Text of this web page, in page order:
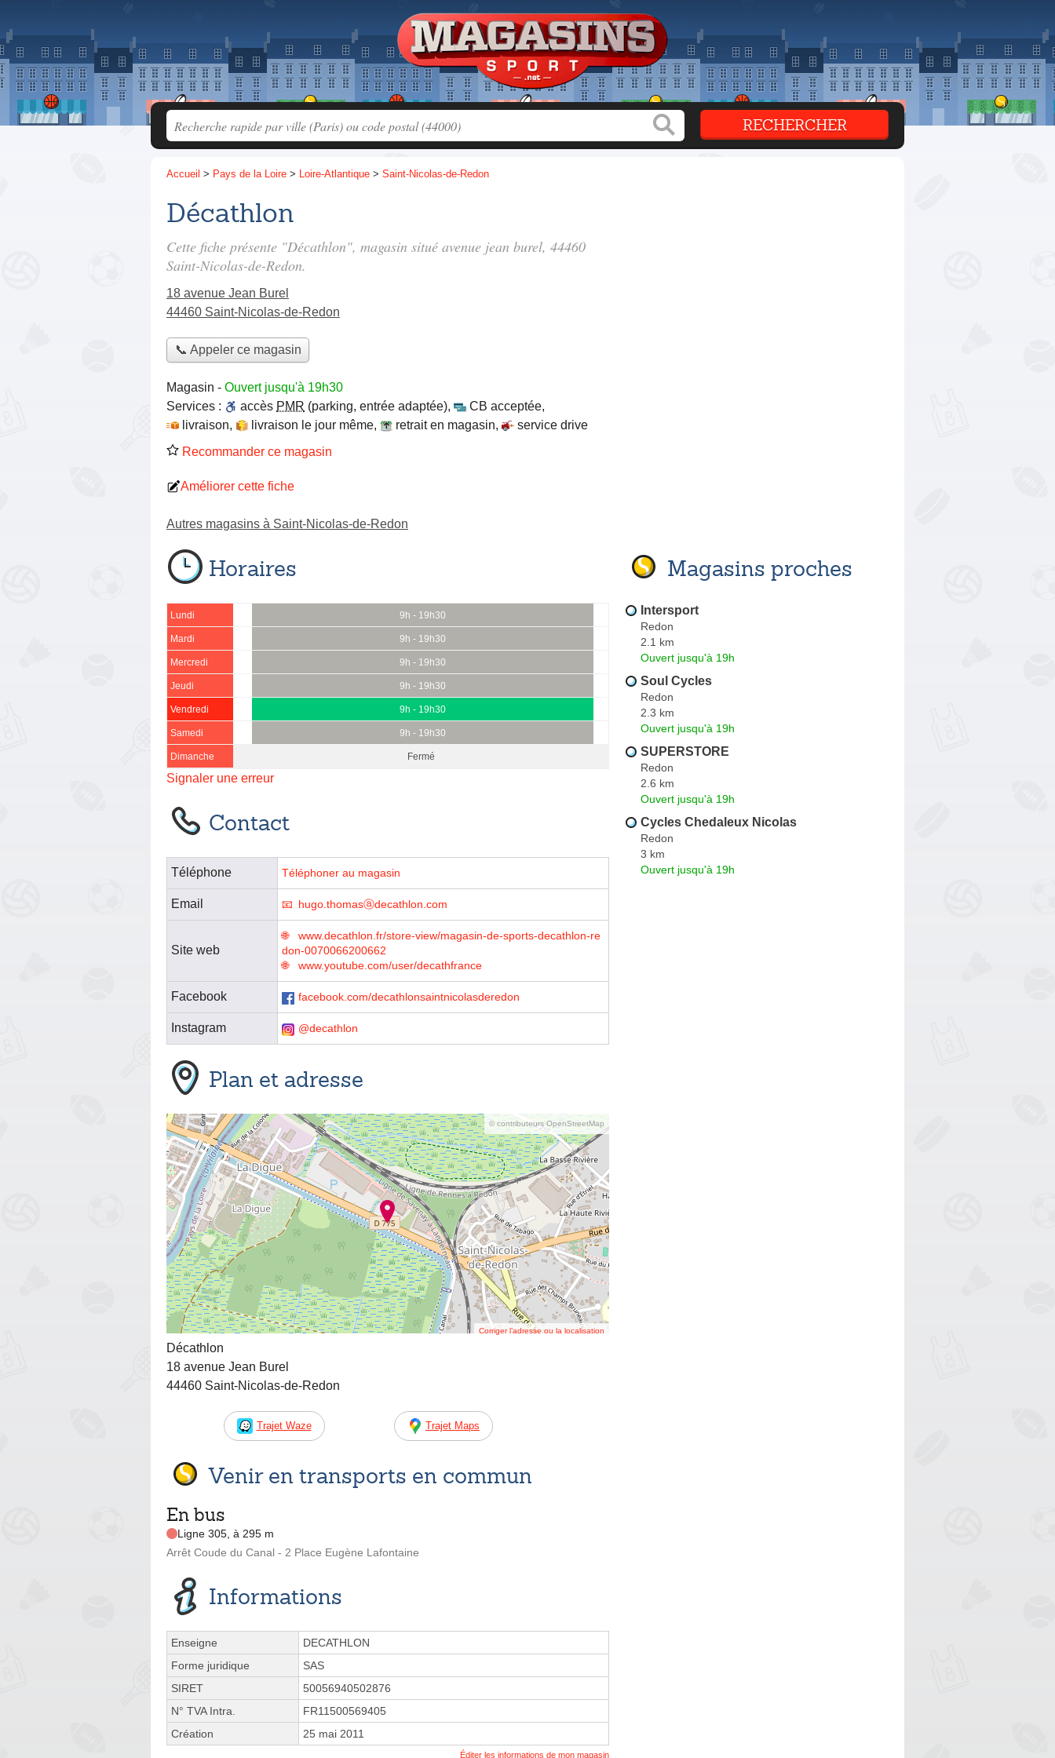
Accueil > Pays de la Loire > Loire-Atlantique > Saint-Nicolas-de-Redon
Décathlon
Cette fiche présente "Décathlon", magasin situé avenue jean burel, 44460
Saint-Nicolas-de-Redon.
18 avenue Jean Burel
44460 Saint-Nicolas-de-Redon
📞 Appeler ce magasin
Magasin - Ouvert jusqu'à 19h30
Services :
accès PMR (parking, entrée adaptée), CB acceptée,
livraison, livraison le jour même, retrait en magasin,
service drive
Recommander ce magasin
Améliorer cette fiche
Autres magasins à Saint-Nicolas-de-Redon
Horaires
Lundi 9h - 19h30
Mardi 9h - 19h30
Mercredi 9h - 19h30
Jeudi 9h - 19h30
Vendredi 9h - 19h30
Samedi 9h - 19h30
Dimanche Fermé
Signaler une erreur
Contact
Téléphone Téléphoner au magasin
Email hugo.thomasⓐdecathlon.com
Site web
www.decathlon.fr/store-view/magasin-de-sports-decathlon-re
don-0070066200662
www.youtube.com/user/decathfrance
Facebook facebook.com/decathlonsaintnicolasderedon
Instagram @decathlon
Plan et adresse
© contributeurs OpenStreetMap
Corriger l’adresse ou la localisation
Décathlon
18 avenue Jean Burel
44460 Saint-Nicolas-de-Redon
Trajet Waze Trajet Maps
Venir en transports en commun
En bus
Ligne 305, à 295 m
Arrêt Coude du Canal - 2 Place Eugène Lafontaine
Informations
Enseigne
DECATHLON
Forme juridique
SAS
SIRET
50056940502876
N° TVA Intra.
FR11500569405
Création
25 mai 2011
Éditer les informations de mon magasin
Magasins proches
Intersport
Redon
2.1 km
Ouvert jusqu'à 19h
Soul Cycles
Redon
2.3 km
Ouvert jusqu'à 19h
SUPERSTORE
Redon
2.6 km
Ouvert jusqu'à 19h
Cycles Chedaleux Nicolas
Redon
3 km
Ouvert jusqu'à 19h